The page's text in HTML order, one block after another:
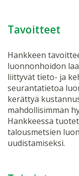
Tavoitteet
Hankkeen
luonnonhoidon
liittyvät tieto- ja
seurantatietoa
kerättyä
mahdollisimman
Hankkeessa
talousmetsien
uudistamiseksi.